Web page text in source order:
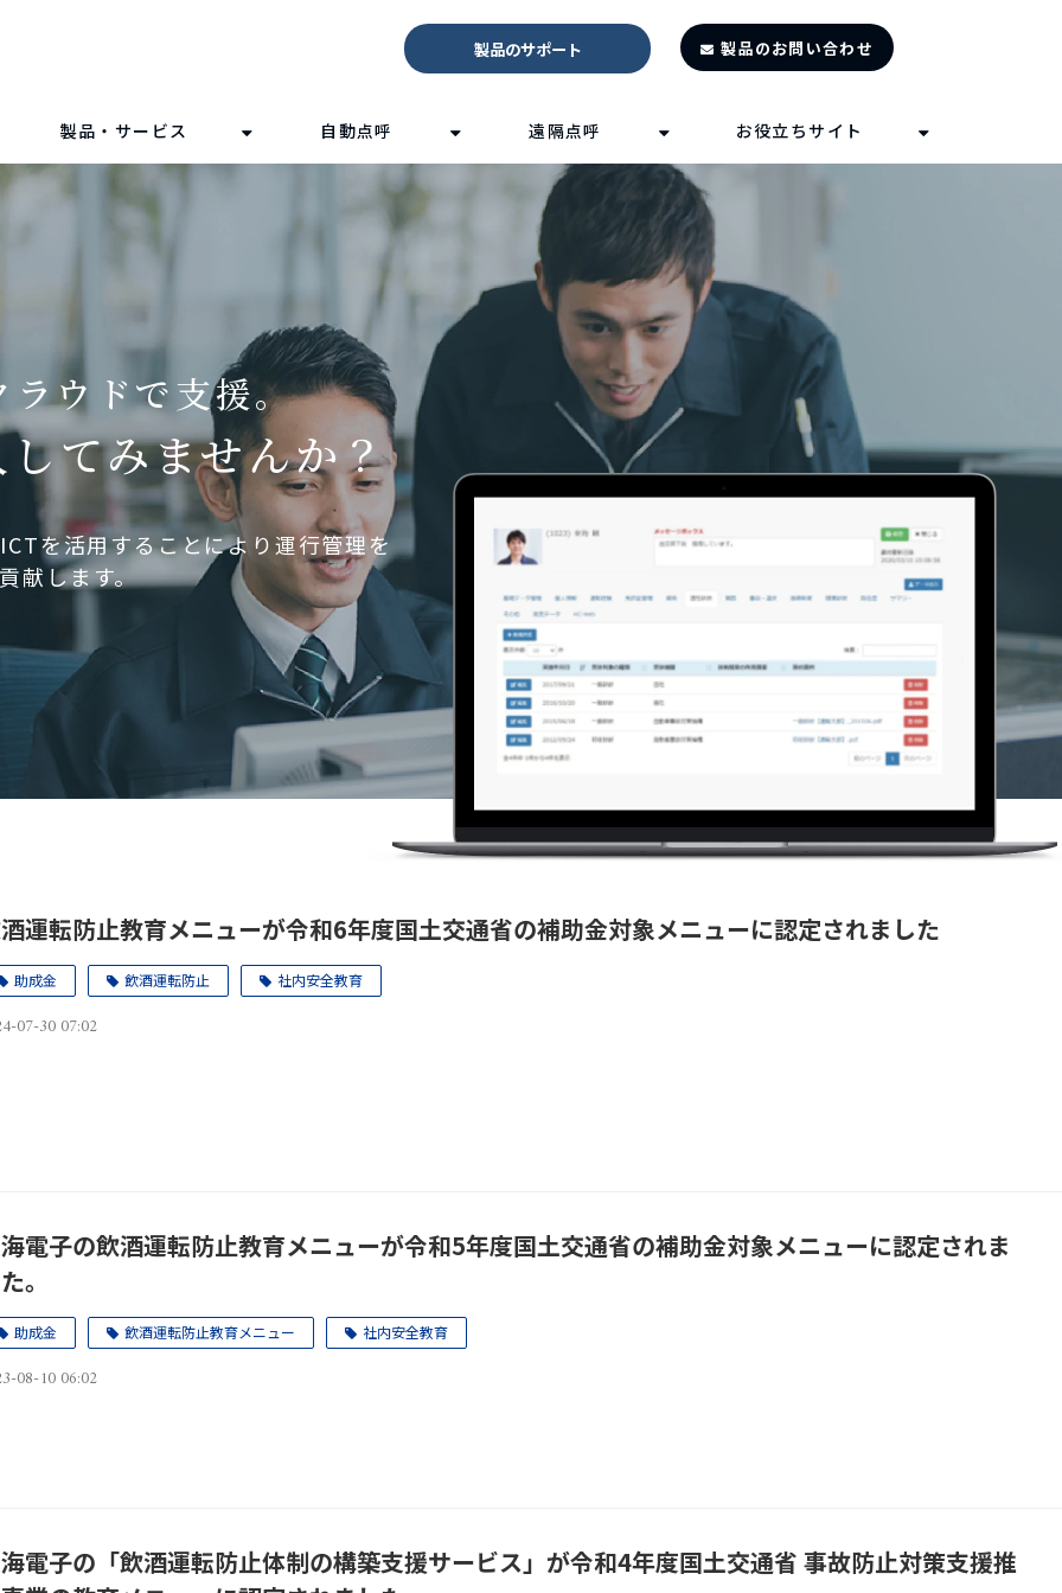
製品のサポート 製品のお問い合わせ
製品・サービス 自動点呼 遠隔点呼 お役立ちサイト
ウドで支援。
てみませんか？
を活用することにより運行管理を
献します。
運転防止教育メニューが令和6年度国土交通省の補助金対象メニューに認定されました
助成金 飲酒運転防止 社内安全教育
07-30 07:02
電子の飲酒運転防止教育メニューが令和5年度国土交通省の補助金対象メニューに認定されま
。
助成金 飲酒運転防止教育メニュー 社内安全教育
08-10 06:02
電子の「飲酒運転防止体制の構築支援サービス」が令和4年度国土交通省 事故防止対策支援推